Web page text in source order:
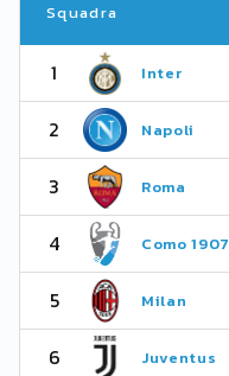
Squadra
1 Inter
2 Napoli
3 Roma
4 Como 1907
5 Milan
6 Juventus